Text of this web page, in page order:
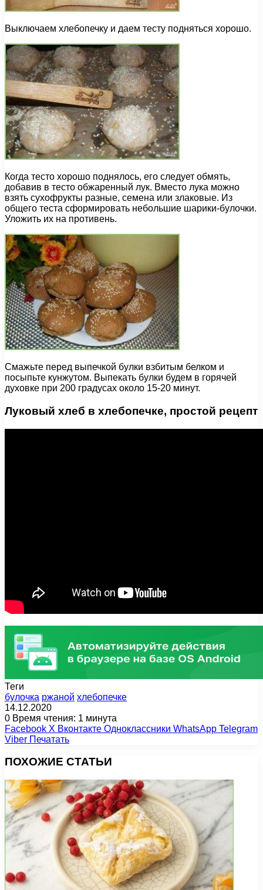
Выключаем хлебопечку и даем тесту подняться хорошо.
Когда тесто хорошо поднялось, его следует обмять,
добавив в тесто обжаренный лук. Вместо лука можно
взять сухофрукты разные, семена или злаковые. Из
общего теста сформировать небольшие шарики-булочки.
Уложить их на противень.
Смажьте перед выпечкой булки взбитым белком и
посыпьте кунжутом. Выпекать булки будем в горячей
духовке при 200 градусах около 15-20 минут.
Луковый хлеб в хлебопечке, простой рецепт
Теги
булочка ржаной хлебопечке
14.12.2020
0 Время чтения: 1 минута
Facebook X Вконтакте Одноклассники WhatsApp Telegram
Viber Печатать
ПОХОЖИЕ СТАТЬИ